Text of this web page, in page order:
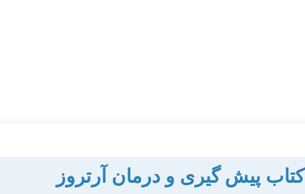
کتاب پیش گیری و درمان آرتروز